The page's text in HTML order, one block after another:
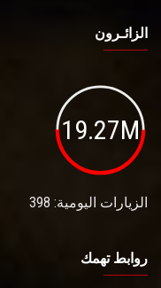
الزائـرون
19.27M
الزيارات اليومية: 398
روابط تهمك